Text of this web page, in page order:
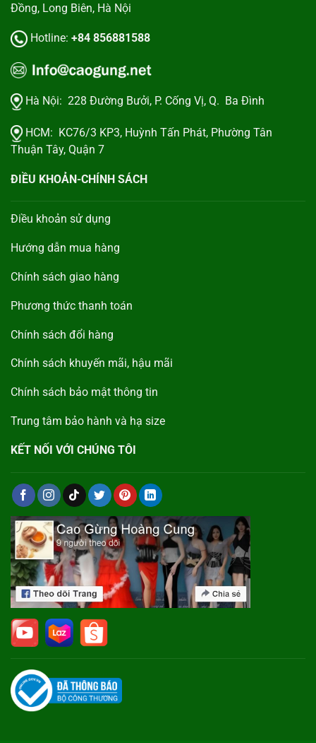
Đồng, Long Biên, Hà Nội
Hotline: +84 856881588
Hà Nội: 228 Đường Bưởi, P. Cống Vị, Q. Ba Đình
HCM: KC76/3 KP3, Huỳnh Tấn Phát, Phường Tân
Thuận Tây, Quận 7
ĐIỀU KHOẢN-CHÍNH SÁCH
Điều khoản sử dụng
Hướng dẫn mua hàng
Chính sách giao hàng
Phương thức thanh toán
Chính sách đổi hàng
Chính sách khuyến mãi, hậu mãi
Chính sách bảo mật thông tin
Trung tâm bảo hành và hạ size
KẾT NỐI VỚI CHÚNG TÔI